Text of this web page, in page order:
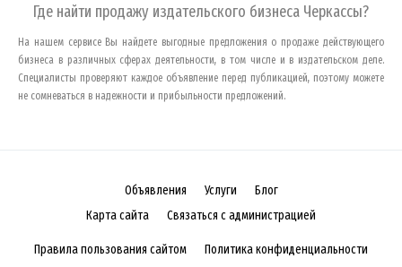
Где найти продажу издательского бизнеса Черкассы?
На нашем сервисе Вы найдете выгодные предложения о продаже действующего
бизнеса в различных сферах деятельности, в том числе и в издательском деле.
Специалисты проверяют каждое объявление перед публикацией, поэтому можете
не сомневаться в надежности и прибыльности предложений.
Объявления Услуги
Блог
Карта сайта
Связаться с администрацией
Правила пользования сайтом Политика конфиденциальности